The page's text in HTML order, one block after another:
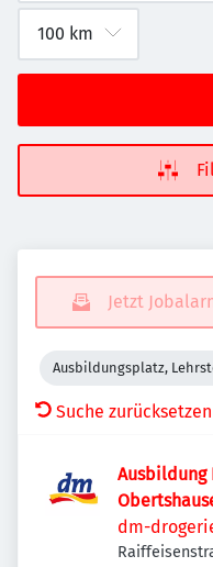
Jetzt
Ausbildungsplatz,
Suche zurücksetzen
Ausbildung
dm-